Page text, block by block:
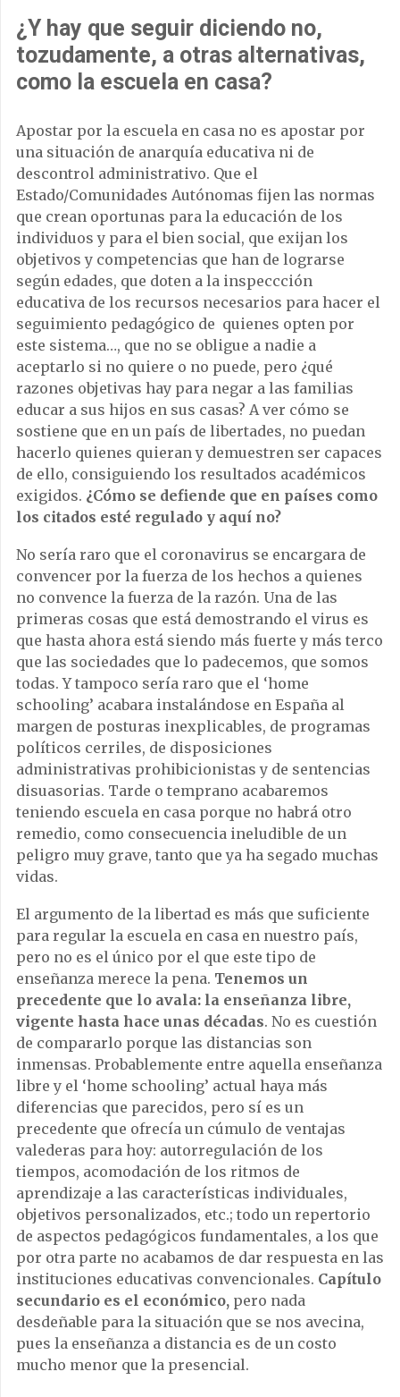
¿Y hay que seguir diciendo no,
tozudamente, a otras alternativas,
como la escuela en casa?
Apostar por la escuela en casa no es apostar por
una situación de anarquía educativa ni de
descontrol administrativo. Que el
Estado/Comunidades Autónomas fijen las normas
que crean oportunas para la educación de los
individuos y para el bien social, que exijan los
objetivos y competencias que han de lograrse
según edades, que doten a la inspeccción
educativa de los recursos necesarios para hacer el
seguimiento pedagógico de quienes opten por
este sistema…, que no se obligue a nadie a
aceptarlo si no quiere o no puede, pero ¿qué
razones objetivas hay para negar a las familias
educar a sus hijos en sus casas? A ver cómo se
sostiene que en un país de libertades, no puedan
hacerlo quienes quieran y demuestren ser capaces
de ello, consiguiendo los resultados académicos
exigidos. ¿Cómo se defiende que en países como
los citados esté regulado y aquí no?
No sería raro que el coronavirus se encargara de
convencer por la fuerza de los hechos a quienes
no convence la fuerza de la razón. Una de las
primeras cosas que está demostrando el virus es
que hasta ahora está siendo más fuerte y más terco
que las sociedades que lo padecemos, que somos
todas. Y tampoco sería raro que el ‘home
schooling’ acabara instalándose en España al
margen de posturas inexplicables, de programas
políticos cerriles, de disposiciones
administrativas prohibicionistas y de sentencias
disuasorias. Tarde o temprano acabaremos
teniendo escuela en casa porque no habrá otro
remedio, como consecuencia ineludible de un
peligro muy grave, tanto que ya ha segado muchas
vidas.
El argumento de la libertad es más que suficiente
para regular la escuela en casa en nuestro país,
pero no es el único por el que este tipo de
enseñanza merece la pena. Tenemos un
precedente que lo avala: la enseñanza libre,
vigente hasta hace unas décadas. No es cuestión
de compararlo porque las distancias son
inmensas. Probablemente entre aquella enseñanza
libre y el ‘home schooling’ actual haya más
diferencias que parecidos, pero sí es un
precedente que ofrecía un cúmulo de ventajas
valederas para hoy: autorregulación de los
tiempos, acomodación de los ritmos de
aprendizaje a las características individuales,
objetivos personalizados, etc.; todo un repertorio
de aspectos pedagógicos fundamentales, a los que
por otra parte no acabamos de dar respuesta en las
instituciones educativas convencionales. Capítulo
secundario es el económico, pero nada
desdeñable para la situación que se nos avecina,
pues la enseñanza a distancia es de un costo
mucho menor que la presencial.